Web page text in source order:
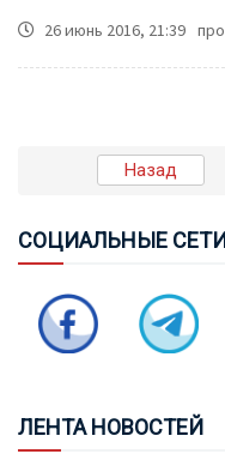
26 июнь 2016, 21:39
Назад
СОЦИАЛЬНЫЕ СЕТИ
ЛЕНТА НОВОСТЕЙ
ОБОРОНЕ
СОВБЕЗ ТУРЦИИ:
БАЙРАМОВ И